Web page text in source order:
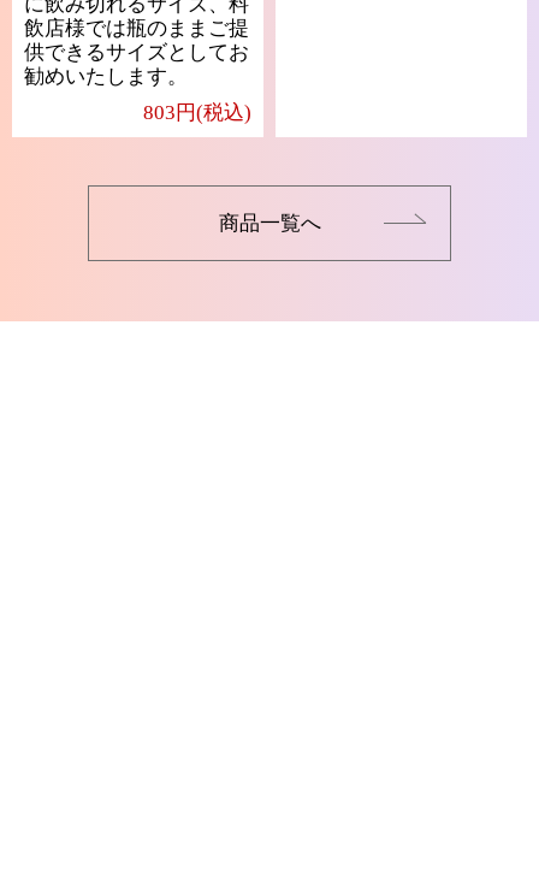
飲店様では瓶のままご提
供できるサイズとしてお
勧めいたします。
803円(税込)
商品一覧へ